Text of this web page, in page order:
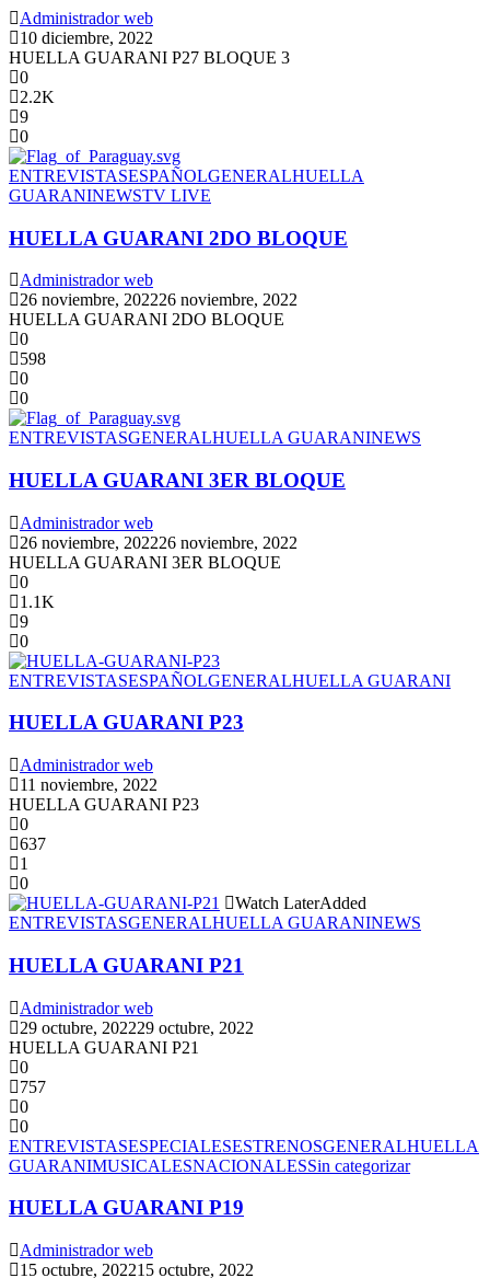
Administrador web
10 diciembre, 2022
HUELLA GUARANI P27 BLOQUE 3
0
2.2K
9
0
ENTREVISTASESPAÑOLGENERALHUELLA
GUARANINEWSTV LIVE
HUELLA GUARANI 2DO BLOQUE
Administrador web
26 noviembre, 202226 noviembre, 2022
HUELLA GUARANI 2DO BLOQUE
0
598
0
0
ENTREVISTASGENERALHUELLA GUARANINEWS
HUELLA GUARANI 3ER BLOQUE
Administrador web
26 noviembre, 202226 noviembre, 2022
HUELLA GUARANI 3ER BLOQUE
0
1.1K
9
0
ENTREVISTASESPAÑOLGENERALHUELLA GUARANI
HUELLA GUARANI P23
Administrador web
11 noviembre, 2022
HUELLA GUARANI P23
0
637
1
0
Watch LaterAdded
ENTREVISTASGENERALHUELLA GUARANINEWS
HUELLA GUARANI P21
Administrador web
29 octubre, 202229 octubre, 2022
HUELLA GUARANI P21
0
757
0
0
ENTREVISTASESPECIALESESTRENOSGENERALHUELLA
GUARANIMUSICALESNACIONALESSin categorizar
HUELLA GUARANI P19
Administrador web
15 octubre, 202215 octubre, 2022